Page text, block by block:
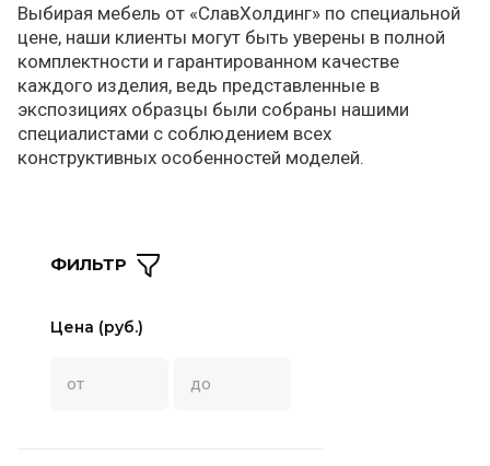
ФИЛЬТР
Цена (руб.)
Выбирая мебель от «СлавХолдинг» по специальной
цене, наши клиенты могут быть уверены в полной
комплектности и гарантированном качестве
каждого изделия, ведь представленные в
экспозициях образцы были собраны нашими
специалистами с соблюдением всех
конструктивных особенностей моделей.